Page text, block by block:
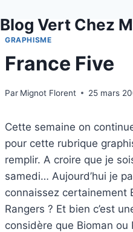
au
contenu
Blog Vert Chez
GRAPHISME
France Five
Par Mignot Florent 25 mars
Cette semaine on
pour cette rubrique
remplir. A croire que je
samedi… Aujourd’hui je
connaissez certainement
Rangers ? Et bien c’est
considère que Bioman